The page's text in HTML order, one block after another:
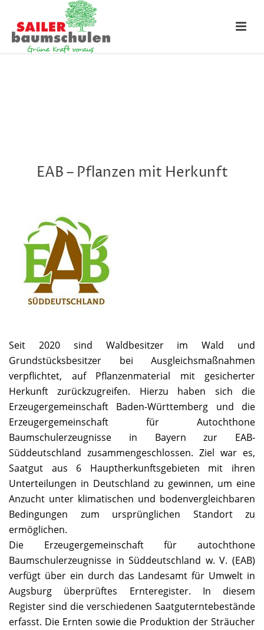
EAB – Pflanzen mit Herkunft
Seit 2020 sind Waldbesitzer im Wald und
Grundstücksbesitzer bei Ausgleichsmaßnahmen
verpflichtet, auf Pflanzenmaterial mit gesicherter
Herkunft zurückzugreifen. Hierzu haben sich die
Erzeugergemeinschaft Baden-Württemberg und die
Erzeugergemeinschaft für Autochthone
Baumschulerzeugnisse in Bayern zur EAB-
Süddeutschland zusammengeschlossen. Ziel war es,
Saatgut aus 6 Hauptherkunftsgebieten mit ihren
Unterteilungen in Deutschland zu gewinnen, um eine
Anzucht unter klimatischen und bodenvergleichbaren
Bedingungen zum ursprünglichen Standort zu
ermöglichen.
Die Erzeugergemeinschaft für autochthone
Baumschulerzeugnisse in Süddeutschland w. V. (EAB)
verfügt über ein durch das Landesamt für Umwelt in
Augsburg überprüftes Ernteregister. In diesem
Register sind die verschiedenen Saatguterntebestände
erfasst. Die Ernten sowie die Produktion der Sträucher